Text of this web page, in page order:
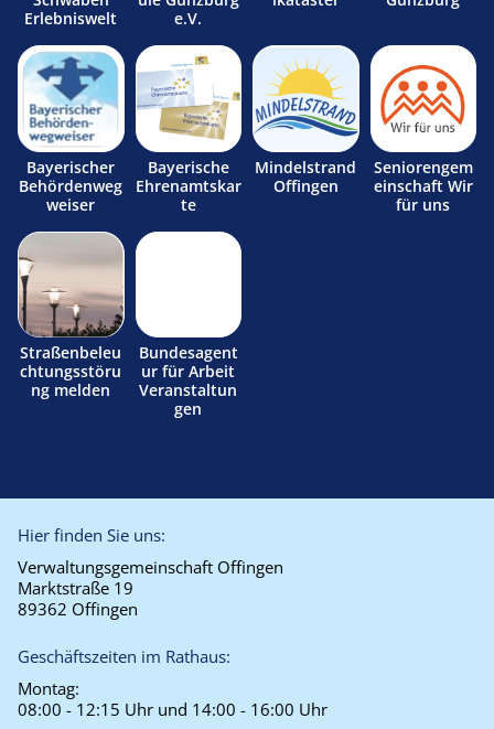
Erlebniswelt
e.V.
Bayerischer
Behördenweg
weiser
Bayerische
Ehrenamtskar
te
Mindelstrand
Offingen
Seniorengem
einschaft Wir
für uns
Straßenbeleu
chtungsstöru
ng melden
Bundesagent
ur für Arbeit
Veranstaltun
gen
Hier finden Sie uns:
Verwaltungsgemeinschaft Offingen
Marktstraße 19
89362 Offingen
Geschäftszeiten im Rathaus:
Montag:
08:00 - 12:15 Uhr und 14:00 - 16:00 Uhr